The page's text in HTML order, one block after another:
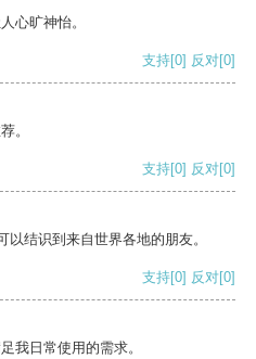
心旷神怡。
支持[0] 反对[0]
。
支持[0] 反对[0]
结识到来自世界各地的朋友。
支持[0] 反对[0]
我日常使用的需求。